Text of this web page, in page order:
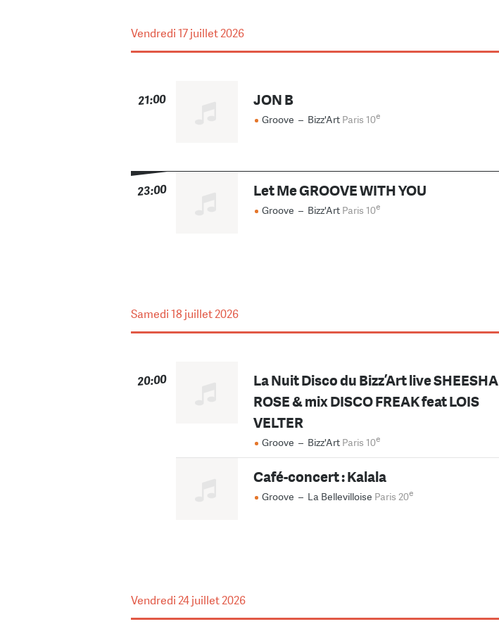
Vendredi17 juillet 2026
21:00 JON B
Groove – Bizz'Art Paris 10e
23:00 Let Me GROOVE WITH YOU
Groove – Bizz'Art Paris 10e
Samedi18 juillet 2026
20:00
La Nuit Disco du Bizz’Art live SHEESHA
ROSE & mix DISCO FREAK feat LOIS
VELTER
Groove – Bizz'Art Paris 10e
Café-concert : Kalala
Groove – La Bellevilloise Paris 20e
Vendredi 24 juillet 2026